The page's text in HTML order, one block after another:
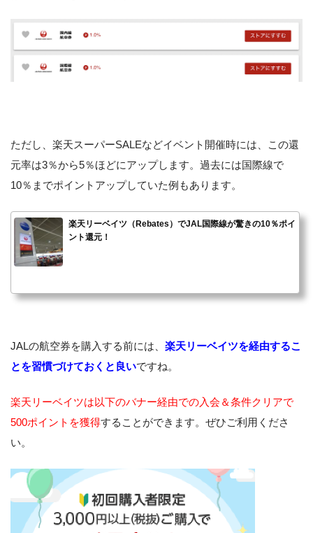
ただし、楽天スーパーSALEなどイベント開催時には、この還
元率は3％から5％ほどにアップします。過去には国際線で
10％までポイントアップしていた例もあります。
楽天リーベイツ（Rebates）でJAL国際線が驚きの10％ポイ
ント還元！
JALの航空券を購入する前には、 楽天リーベイツを経由するこ
とを習慣づけておくと良いですね。
楽天リーベイツは以下のバナー経由での入会＆条件クリアで
500ポイントを獲得することができます。ぜひご利用くださ
い。